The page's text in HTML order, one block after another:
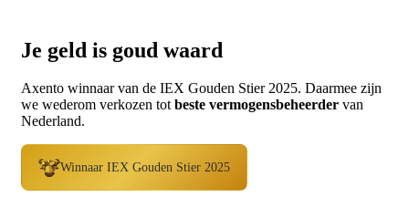
Je geld is goud waard
Axento winnaar van de IEX Gouden Stier 2025. Daarmee zijn
we wederom verkozen totbeste vermogensbeheerder van
Nederland.
Winnaar IEX Gouden Stier 2025